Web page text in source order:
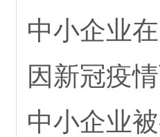
中小企业
因新冠疫
中小企业